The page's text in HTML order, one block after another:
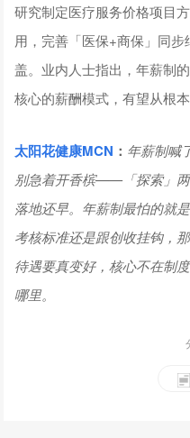
研究制定医疗服务价格项目
用，完善「医保+商保」同
盖。业内人士指出，年薪制
核心的薪酬模式，有望从根
太阳花健康MCN ： 年薪制喊
别急着开香槟——「探索」
落地还早。年薪制最怕的就
考核标准还是跟创收挂钩，
待遇要真变好，核心不在制
哪里。